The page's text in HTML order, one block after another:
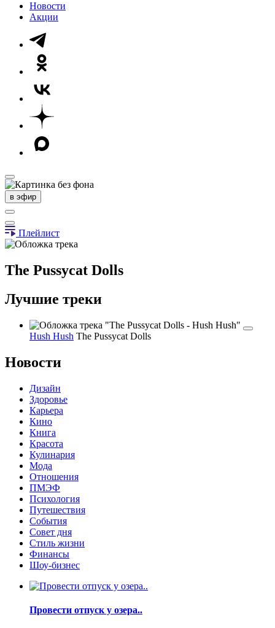
Новости
Акции
в эфир
Плейлист
The Pussycat Dolls
Лучшие треки
Hush Hush The Pussycat Dolls
Новости
Дизайн
Здоровье
Карьера
Кино
Книга
Красота
Кулинария
Мода
Отношения
ПМЭФ
Психология
Путешествия
События
Совет дня
Стиль жизни
Финансы
Шоу-бизнес
Провести отпуск у озера..